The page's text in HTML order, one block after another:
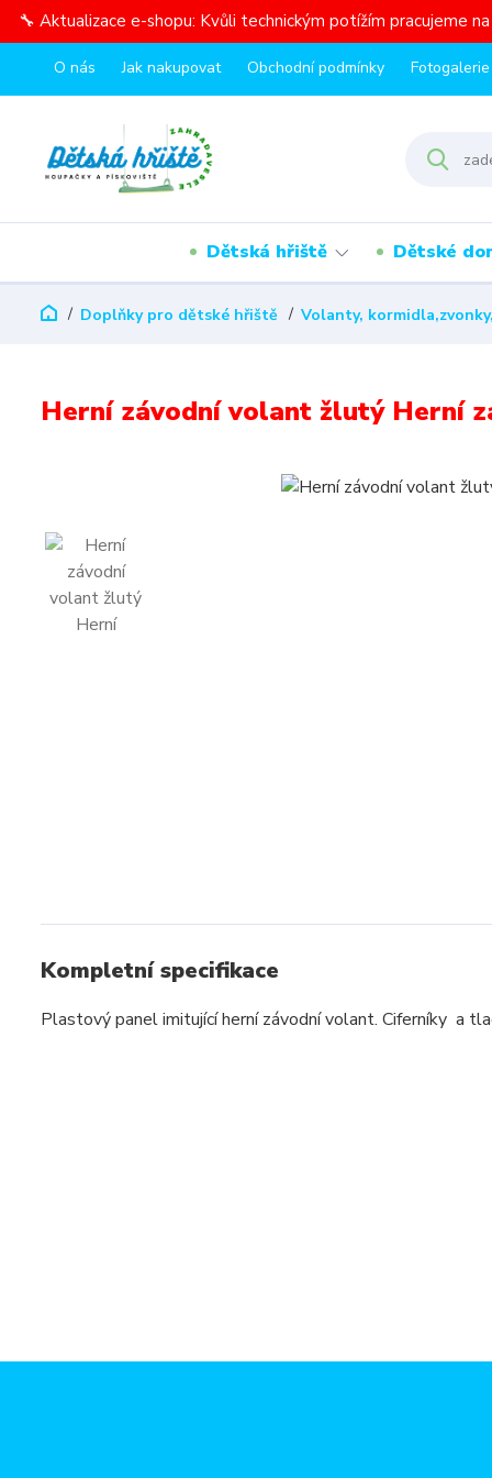
🔧 Aktualizace e-shopu: Kvůli technickým potížím pracujeme
O nás Jak nakupovat Obchodní podmínky Fotogalerie
Dětská hřiště Dětské
Doplňky pro dětské hřiště Volanty,
Herní závodní volant žlutý Herní
Kompletní specifikace
Plastový panel imitující herní závodní volant. Ciferníky a